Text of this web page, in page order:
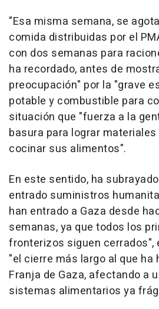
"Esa misma semana, se
comida distribuidas por el
con dos semanas para
ha recordado, antes de
preocupación" por la "grave
potable y combustible para
situación que "fuerza a la
basura para lograr
cocinar sus alimentos".
En este sentido, ha
entrado suministros
han entrado a Gaza desde
semanas, ya que todos los
fronterizos siguen cerrados",
"el cierre más largo al que ha
Franja de Gaza, afectando a
sistemas alimentarios ya